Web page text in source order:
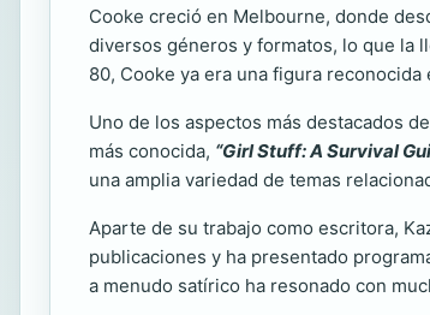
Cooke creció en Melbourne, donde
diversos géneros y formatos, lo que la
80, Cooke ya era una figura
Uno de los aspectos más destacados
más conocida, “Girl Stuff: A Survival
una amplia variedad de temas
Aparte de su trabajo como escritora,
publicaciones y ha presentado
a menudo satírico ha resonado con